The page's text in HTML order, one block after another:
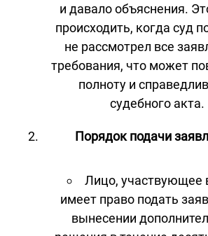
и давало объяснения.
происходить, когда суд
не рассмотрел все
требования, что может
полноту и
судебного акта.
Порядок подачи
Лицо, участвующее
имеет право подать
вынесении